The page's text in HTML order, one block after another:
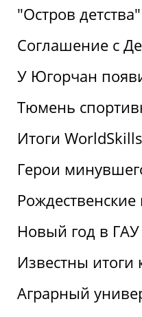
"Остров
Соглашение с
У Югорчан
Тюмень
Итоги
Герои
Новый год в
Известны итоги
Аграрный